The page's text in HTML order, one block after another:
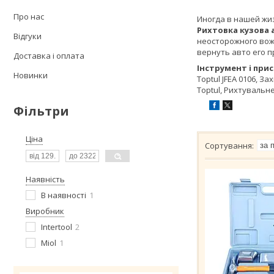
Про нас
Відгуки
Доставка і оплата
Новинки
Фільтри
Ціна
Наявність
В наявності 1
Виробник
Intertool 2
Miol 1
Иногда в нашей
Рихтовка
неосторожного
вернуть авто его
Інструмент і
Toptul JFEA 0106,
Toptul,